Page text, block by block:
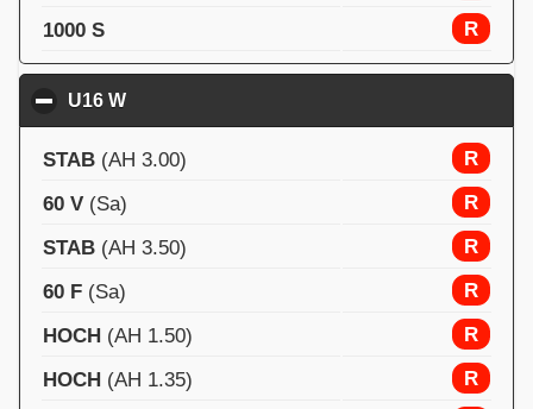
1000 S
R
U16 W
STAB (AH 3.00)
R
60 V (Sa)
R
STAB (AH 3.50)
R
60 F (Sa)
R
HOCH (AH 1.50)
R
HOCH (AH 1.35)
R